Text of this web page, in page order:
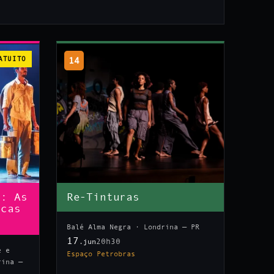
As
e
—
14
Re-Tinturas
Balé Alma Negra · Londrina — PR
17 .jun20h30
Espaço Petrobras